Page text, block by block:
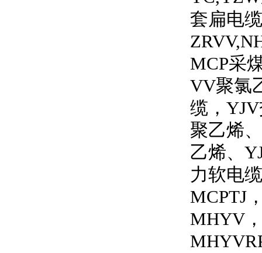
套扁电
MCP采
VV聚氯
缆， YJV
聚乙烯、
乙烯、
力软电
MCPTJ
MHYV